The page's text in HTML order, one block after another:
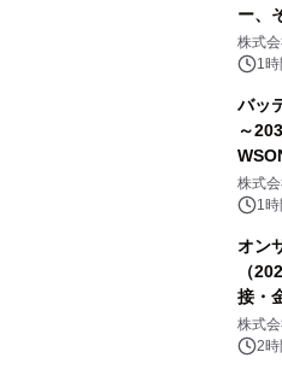
ー、
株式
1時
バッ
～
表
株式
1時
オン
（
接・
メン
表
株式
2時